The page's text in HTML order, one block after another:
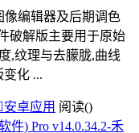
像编辑器及后期调色
破解版主要用于原始
,纹理与去朦胧,曲线
化 ...
安卓应用 阅读()